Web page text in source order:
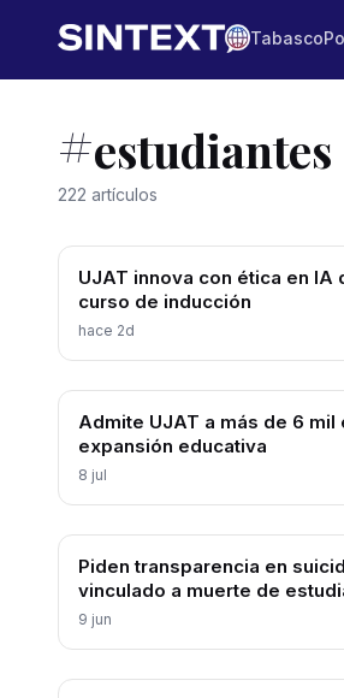
Tabasco
#estudiantes
222 artículos
UJAT innova con ética en IA
curso de inducción
hace 2d
Admite UJAT a más de 6 mil
expansión educativa
8 jul
Piden transparencia en
vinculado a muerte de
9 jun